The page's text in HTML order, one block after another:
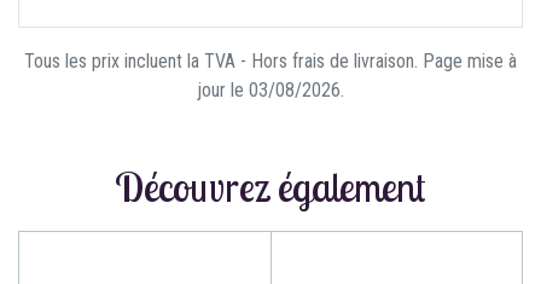
Tous les prix incluent la TVA - Hors frais de livraison. Page mise à
jour le 03/08/2026.
Découvrez également